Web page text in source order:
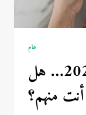
عام
الأبراج الأكثر نجاحًا في 2026… هل
أنت منهم؟